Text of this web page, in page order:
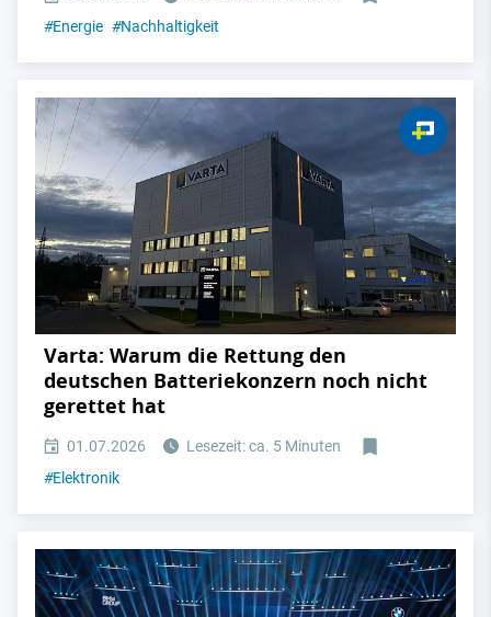
#Energie #Nachhaltigkeit
Varta: Warum die Rettung den
deutschen Batteriekonzern noch nicht
gerettet hat
01.07.2026
Lesezeit: ca. 5 Minuten
#Elektronik